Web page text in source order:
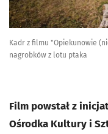
Kadr z filmu "Opiekunowie
nagrobków z lotu ptaka
Film powstał z
Ośrodka Kultury i